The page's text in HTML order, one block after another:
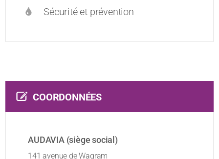
Sécurité et prévention
COORDONNÉES
AUDAVIA (siège social)
141 avenue de Wagram